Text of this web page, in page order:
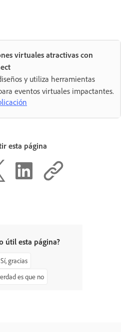
virtuales atractivas con
y utiliza herramientas
eventos virtuales impactantes.
esta página
útil esta página?
Sí, gracias
es que no